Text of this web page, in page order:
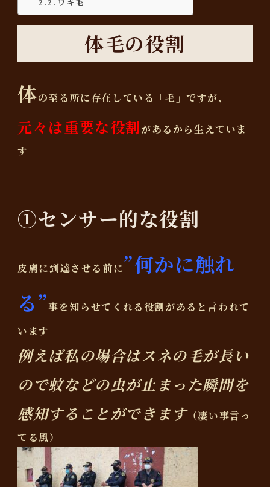
ワキ毛
体毛の役割
体の至る所に存在している「毛」ですが、
元々は重要な役割があるから生えていま
す
①センサー的な役割
皮膚に到達させる前に”何かに触れ
る”事を知らせてくれる役割があると言われて
います
例えば私の場合はスネの毛が長い
ので蚊などの虫が止まった瞬間を
感知することができます（凄い事言っ
てる風）